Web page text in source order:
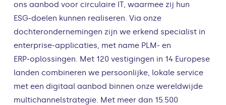
ons aanbod voor circulaire IT, waarmee zij hun
ESG‑doelen kunnen realiseren. Via onze
dochterondernemingen zijn we erkend specialist in
enterprise‑applicaties, met name PLM‑ en
ERP‑oplossingen. Met 120 vestigingen in 14 Europese
landen combineren we persoonlijke, lokale service
met een digitaal aanbod binnen onze wereldwijde
multichannelstrategie. Met meer dan 15.500